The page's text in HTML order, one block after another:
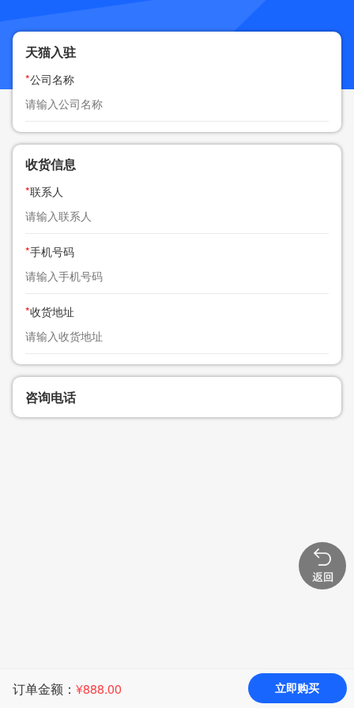
天猫入驻
*公司名称
收货信息
*联系人
*手机号码
*收货地址
咨询电话
订单金额： ¥888.00